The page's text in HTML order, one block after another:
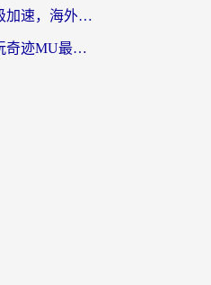
非人学园加速器超级加速，海外玩家重返国服的通行证
国外用什么加速器玩奇迹MU最好？2026海外玩家国服游戏加速全攻略